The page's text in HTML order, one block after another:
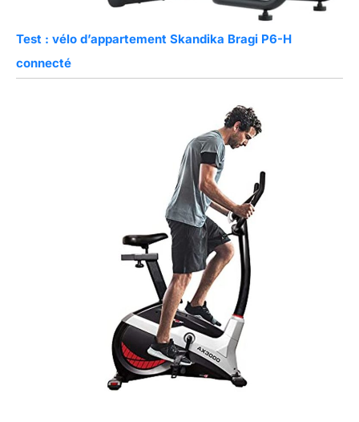
Test : vélo d’appartement Skandika Bragi P6-H
connecté